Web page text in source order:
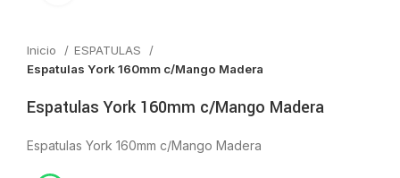
Inicio
ESPATULAS
Espatulas York 160mm c/Mango Madera
Espatulas York 160mm c/Mango Madera
Espatulas York 160mm c/Mango Madera